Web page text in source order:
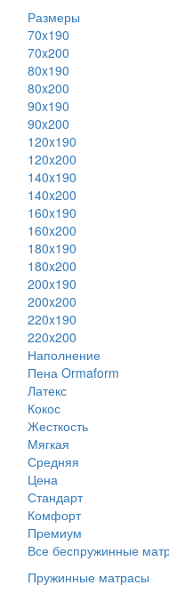
Размеры
70x190
70x200
80x190
80x200
90x190
90x200
120x190
120x200
140x190
140x200
160x190
160x200
180x190
180x200
200x190
200x200
220x190
220x200
Наполнение
Пена Ormaform
Латекс
Кокос
Жесткость
Мягкая
Средняя
Цена
Стандарт
Комфорт
Премиум
Все беспружинные
Пружинные матрасы